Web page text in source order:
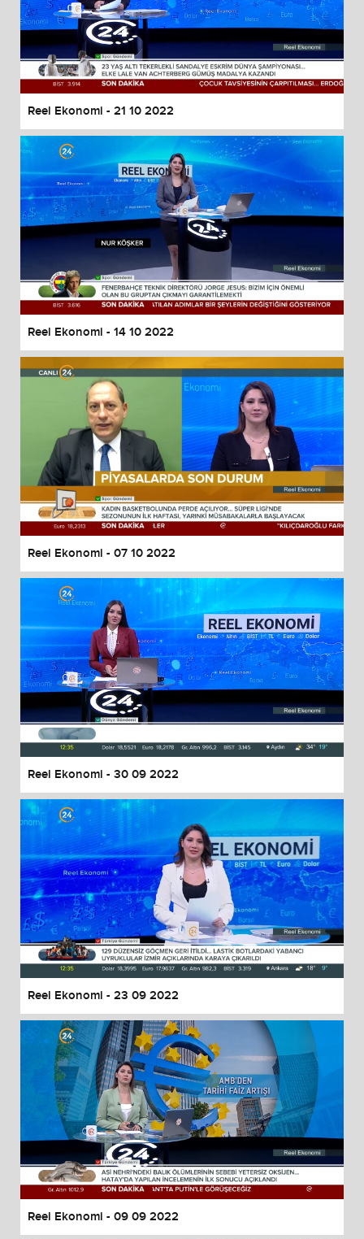
Reel Ekonomi - 21 10 2022
Reel Ekonomi - 14 10 2022
Reel Ekonomi - 07 10 2022
Reel Ekonomi - 30 09 2022
Reel Ekonomi - 23 09 2022
Reel Ekonomi - 09 09 2022